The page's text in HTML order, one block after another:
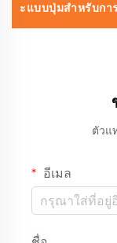
ะแบบปุ่มสำหรับกา
ทำเหมือง
ตัวแ
อีเมล